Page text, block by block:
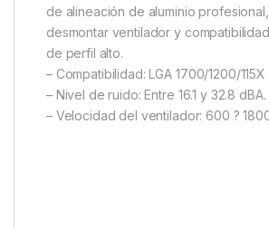
de alineación de aluminio
desmontar ventilador y
de perfil alto.
– Compatibilidad: LGA 1700/1200/
– Nivel de ruido: Entre 16.1 y 32.8 dBA.
– Velocidad del ventilador: 600 ?